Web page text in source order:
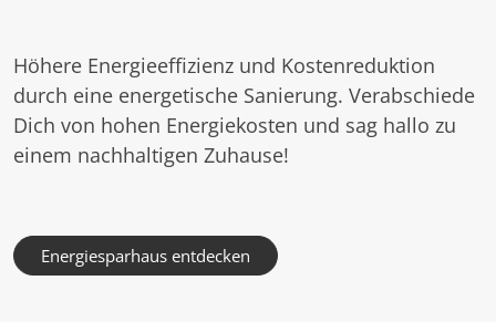
Höhere Energieeffizienz und Kostenreduktion
durch eine energetische Sanierung. Verabschiede
Dich von hohen Energiekosten und sag hallo zu
einem nachhaltigen Zuhause!
Energiesparhaus entdecken